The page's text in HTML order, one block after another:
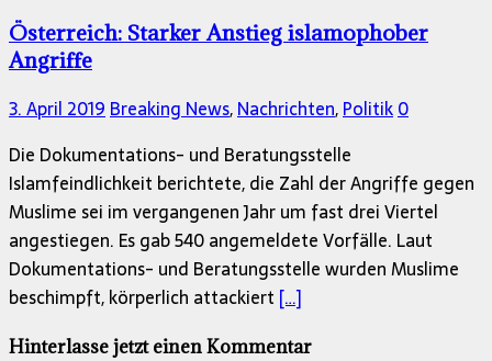
Österreich: Starker Anstieg islamophober
Angriffe
3. April 2019 Breaking News,Nachrichten,Politik0
Die Dokumentations- und Beratungsstelle
Islamfeindlichkeit berichtete, die Zahl der Angriffe gegen
Muslime sei im vergangenen Jahr um fast drei Viertel
angestiegen. Es gab 540 angemeldete Vorfälle. Laut
Dokumentations- und Beratungsstelle wurden Muslime
beschimpft, körperlich attackiert […]
Hinterlasse jetzt einen Kommentar